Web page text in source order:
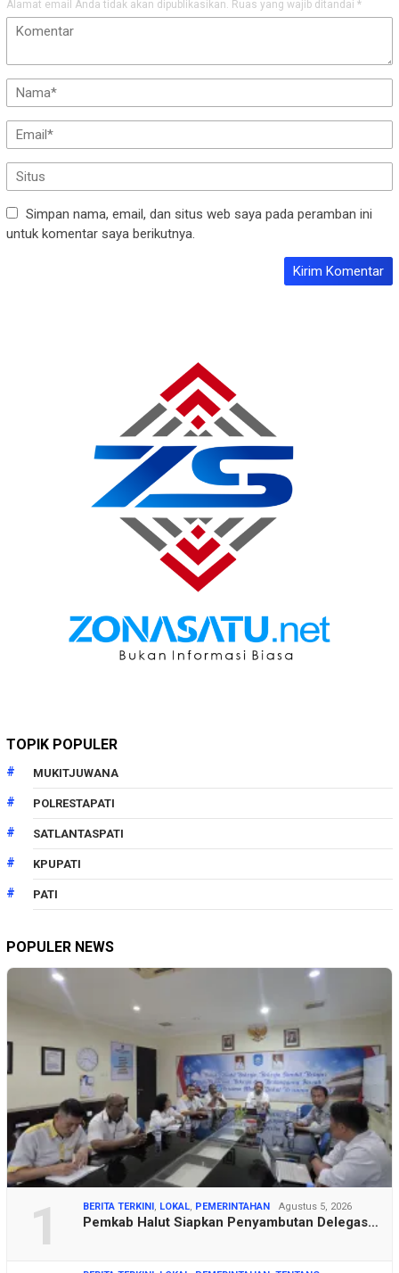
Alamat email Anda tidak akan dipublikasikan. Ruas yang wajib ditandai *
Simpan nama, email, dan situs web saya pada peramban ini
untuk komentar saya berikutnya.
TOPIK POPULER
MUKITJUWANA
POLRESTAPATI
SATLANTASPATI
KPUPATI
PATI
POPULER NEWS
1 BERITA TERKINI , LOKAL, PEMERINTAHAN Agustus 5, 2026
Pemkab Halut Siapkan Penyambutan Delegas…